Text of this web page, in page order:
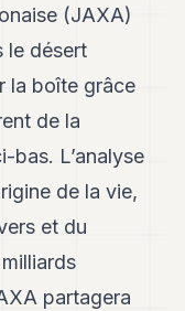
(JAXA)
le désert
la boîte grâce
de la
bas. L’analyse
de la vie,
et du
partagera